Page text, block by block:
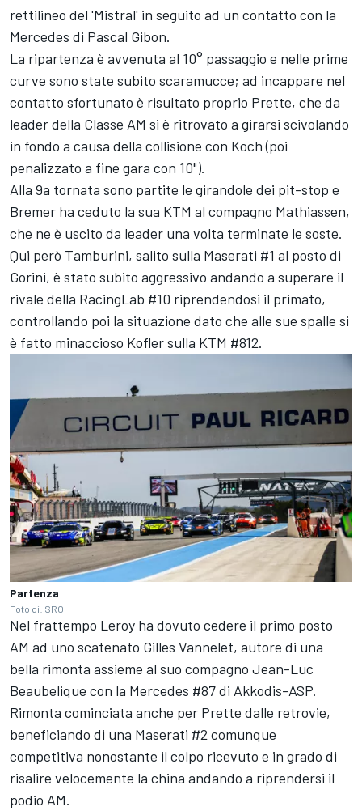
rettilineo del 'Mistral' in seguito ad un contatto con la
Mercedes di Pascal Gibon.
La ripartenza è avvenuta al 10° passaggio e nelle prime
curve sono state subito scaramucce; ad incappare nel
contatto sfortunato è risultato proprio Prette, che da
leader della Classe AM si è ritrovato a girarsi scivolando
in fondo a causa della collisione con Koch (poi
penalizzato a fine gara con 10").
Alla 9a tornata sono partite le girandole dei pit-stop e
Bremer ha ceduto la sua KTM al compagno Mathiassen,
che ne è uscito da leader una volta terminate le soste.
Qui però Tamburini, salito sulla Maserati #1 al posto di
Gorini, è stato subito aggressivo andando a superare il
rivale della RacingLab #10 riprendendosi il primato,
controllando poi la situazione dato che alle sue spalle si
è fatto minaccioso Kofler sulla KTM #812.
Partenza
Foto di: SRO
Nel frattempo Leroy ha dovuto cedere il primo posto
AM ad uno scatenato Gilles Vannelet, autore di una
bella rimonta assieme al suo compagno Jean-Luc
Beaubelique con la Mercedes #87 di Akkodis-ASP.
Rimonta cominciata anche per Prette dalle retrovie,
beneficiando di una Maserati #2 comunque
competitiva nonostante il colpo ricevuto e in grado di
risalire velocemente la china andando a riprendersi il
podio AM.